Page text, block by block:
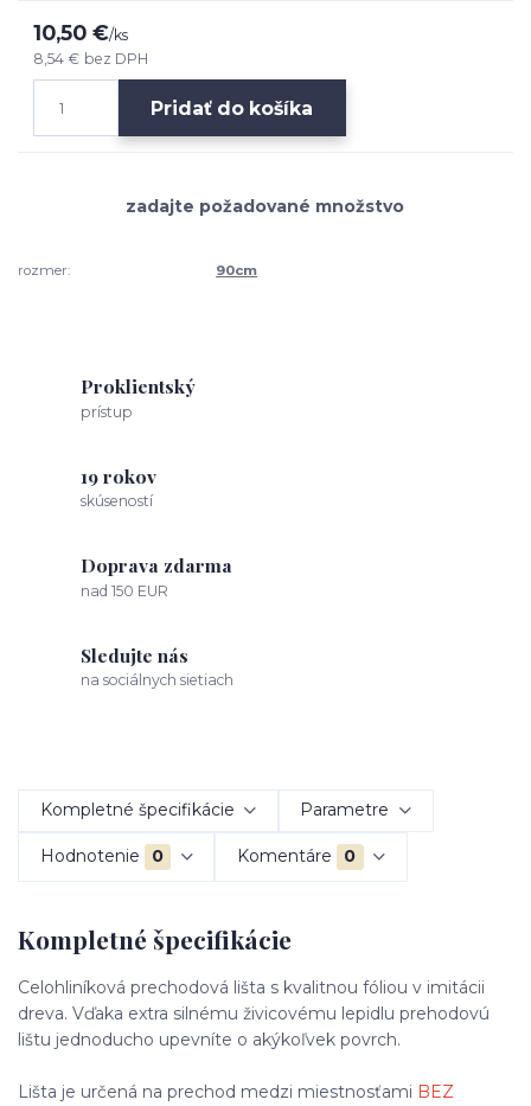
10,50 €/ks
8,54 € bez DPH
Pridať do košíka
rozmer: 90cm
Proklientský
prístup
19 rokov
skúseností
Doprava zdarma
nad 150 EUR
Sledujte nás
na sociálnych sietiach
Kompletné špecifikácie Parametre
Hodnotenie 0 Komentáre 0
Kompletné špecifikácie
Celohliníková prechodová lišta s kvalitnou fóliou v imitácii
dreva. Vďaka extra silnému živicovému lepidlu prehodovú
lištu jednoducho upevníte o akýkoľvek povrch.
Lišta je určená na prechod medzi miestnosťami BEZ